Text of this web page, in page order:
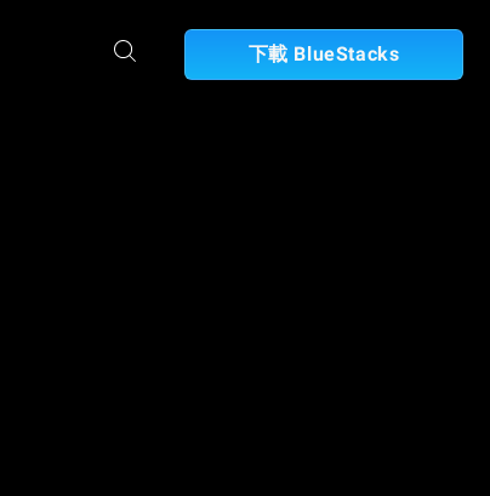
下載 BlueStacks